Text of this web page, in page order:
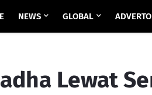
NEWS GLOBAL
Lewat